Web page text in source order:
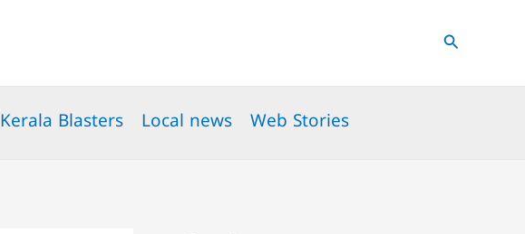
Search
Kerala Blasters Local news Web Stories